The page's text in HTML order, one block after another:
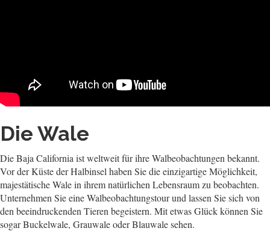
Die Wale
Die Baja California ist weltweit für ihre Walbeobachtungen bekannt.
Vor der Küste der Halbinsel haben Sie die einzigartige Möglichkeit,
majestätische Wale in ihrem natürlichen Lebensraum zu beobachten.
Unternehmen Sie eine Walbeobachtungstour und lassen Sie sich von
den beeindruckenden Tieren begeistern. Mit etwas Glück können Sie
sogar Buckelwale, Grauwale oder Blauwale sehen.